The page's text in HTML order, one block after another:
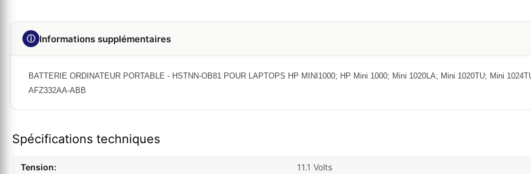
ⓘ Informations supplémentaires
BATTERIE ORDINATEUR PORTABLE - HSTNN-OB81 POUR LAPTOPS HP MINI1000; HP Mini 1000; Mini 1020LA; Mini 1020TU; Mini
AFZ332AA-ABB
Spécifications techniques
Tension: 11.1 Volts